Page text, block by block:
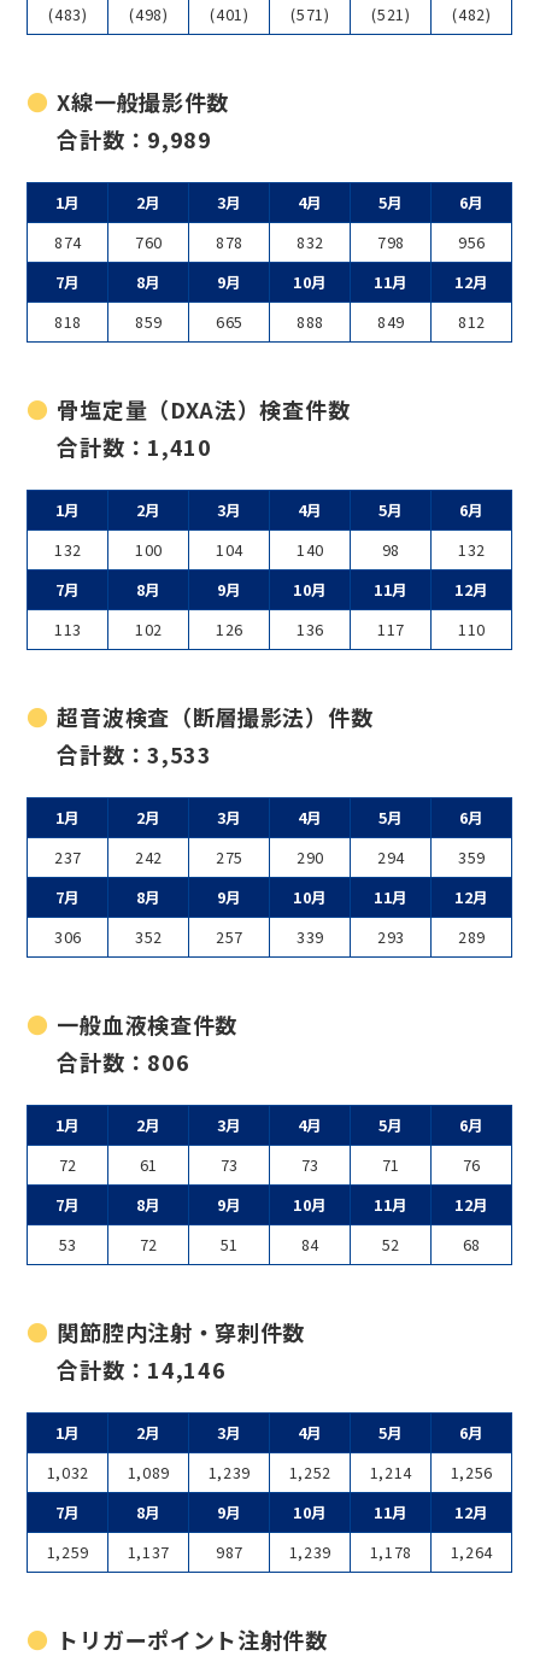
(483)
(498) (401) (571) (521) (482)
X線一般撮影件数
合計数：9,989
1月 2月 3月 4月 5月
6月
874
760 878 832 798
956
7月
8月 9月 10月 11月
12月
818
859 665 888 849 812
骨塩定量（DXA法）検査件数
合計数：1,410
1月 2月 3月 4月 5月
6月
132
100 104 140 98
132
7月
8月 9月 10月 11月
12月
113
102 126 136 117 110
超音波検査（断層撮影法）件数
合計数：3,533
1月 2月 3月 4月 5月
6月
237
242 275 290 294
359
7月
8月 9月 10月 11月
12月
306
352 257 339 293 289
一般血液検査件数
合計数：806
1月 2月 3月 4月 5月
6月
72
61 73 73 71
76
7月
8月 9月 10月 11月
12月
53
72 51 84 52 68
関節腔内注射・穿刺件数
合計数：14,146
1月 2月 3月 4月 5月
6月
1,032
1,089 1,239 1,252 1,214
1,256
7月
8月 9月 10月 11月
12月
1,259
1,137 987 1,239 1,178 1,264
トリガーポイント注射件数